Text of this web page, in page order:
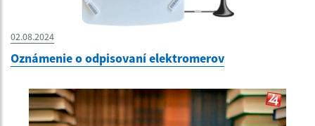
02.08.2024
Oznámenie o odpisovaní elektromerov